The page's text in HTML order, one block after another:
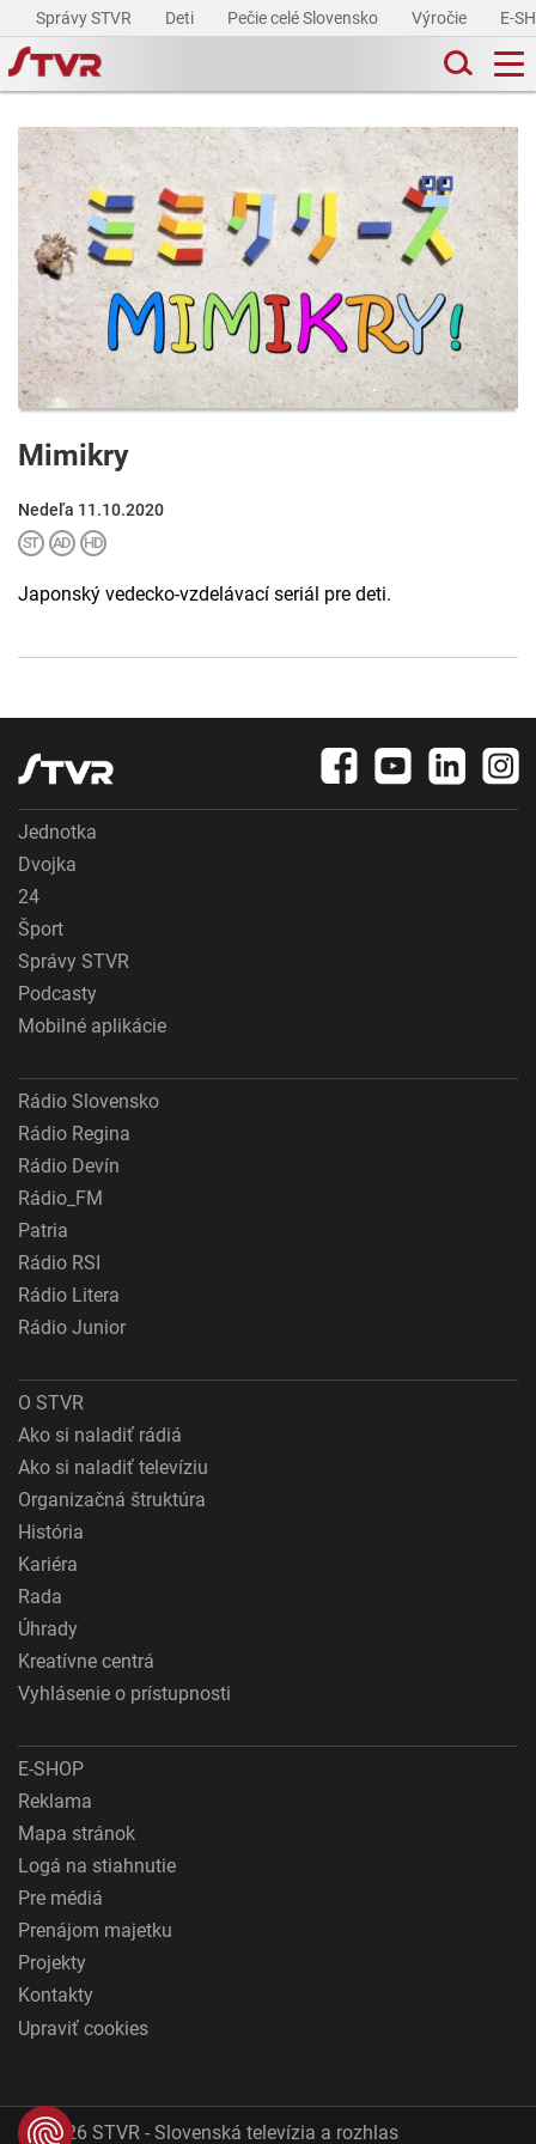
Správy STVR Deti Pečie celé Slovensko Výročie E-
Mimikry
Nedeľa 11.10.2020
Japonský vedecko-vzdelávací seriál pre deti.
Jednotka
Dvojka
24
Šport
Správy STVR
Podcasty
Mobilné aplikácie
Rádio Slovensko
Rádio Regina
Rádio Devín
Rádio_FM
Patria
Rádio RSI
Rádio Litera
Rádio Junior
O STVR
Ako si naladiť rádiá
Ako si naladiť televíziu
Organizačná štruktúra
História
Kariéra
Rada
Úhrady
Kreatívne centrá
Vyhlásenie o prístupnosti
E-SHOP
Reklama
Mapa stránok
Logá na stiahnutie
Pre médiá
Prenájom majetku
Projekty
Kontakty
Upraviť cookies
© 2026 STVR - Slovenská televízia a rozhlas